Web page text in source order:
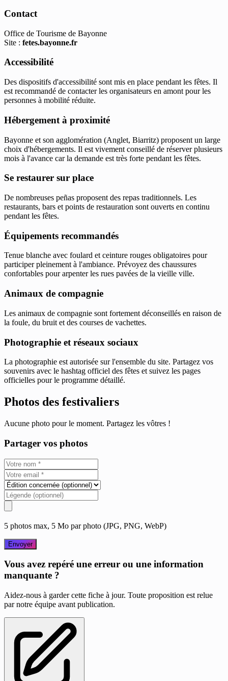
Contact
Office de Tourisme de Bayonne
Site : fetes.bayonne.fr
Accessibilité
Des dispositifs d'accessibilité sont mis en place pendant les fêtes. Il
est recommandé de contacter les organisateurs en amont pour les
personnes à mobilité réduite.
Hébergement à proximité
Bayonne et son agglomération (Anglet, Biarritz) proposent un large
choix d'hébergements. Il est vivement conseillé de réserver plusieurs
mois à l'avance car la demande est très forte pendant les fêtes.
Se restaurer sur place
De nombreuses peñas proposent des repas traditionnels. Les
restaurants, bars et points de restauration sont ouverts en continu
pendant les fêtes.
Équipements recommandés
Tenue blanche avec foulard et ceinture rouges obligatoires pour
participer pleinement à l'ambiance. Prévoyez des chaussures
confortables pour arpenter les rues pavées de la vieille ville.
Animaux de compagnie
Les animaux de compagnie sont fortement déconseillés en raison de
la foule, du bruit et des courses de vachettes.
Photographie et réseaux sociaux
La photographie est autorisée sur l'ensemble du site. Partagez vos
souvenirs avec le hashtag officiel des fêtes et suivez les pages
officielles pour le programme détaillé.
Photos des festivaliers
Aucune photo pour le moment. Partagez les vôtres !
Partager vos photos
5 photos max, 5 Mo par photo (JPG, PNG, WebP)
Envoyer
Vous avez repéré une erreur ou une information
manquante ?
Aidez-nous à garder cette fiche à jour. Toute proposition est relue
par notre équipe avant publication.